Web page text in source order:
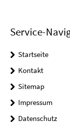
Service-
Startseite
Kontakt
Sitemap
Impressum
Datenschutz